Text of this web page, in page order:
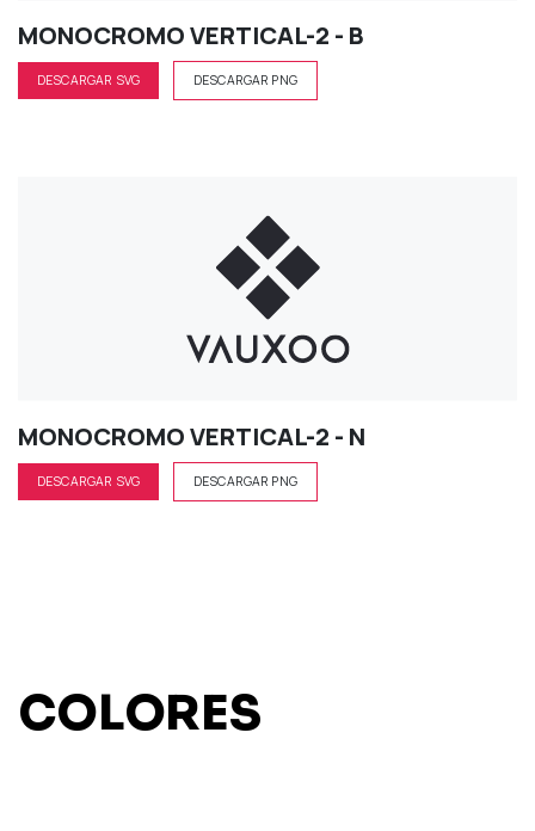
MONOCROMO VERTICAL-2 - B
DESCARGAR SVG DESCARGAR PNG
MONOCROMO VERTICAL-2 - N
DESCARGAR SVG DESCARGAR PNG
COLORES